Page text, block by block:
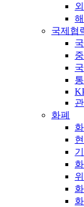
국제협
화폐